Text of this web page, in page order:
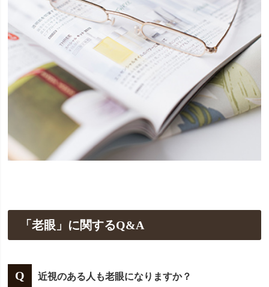
「老眼」に関するQ&A
近視のある人も老眼になりますか？